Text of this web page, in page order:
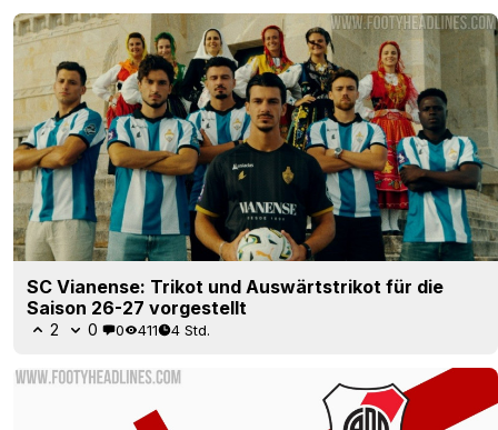
SC Vianense: Trikot und Auswärtstrikot für die
Saison 26-27 vorgestellt
2 0 0 411 4 Std.